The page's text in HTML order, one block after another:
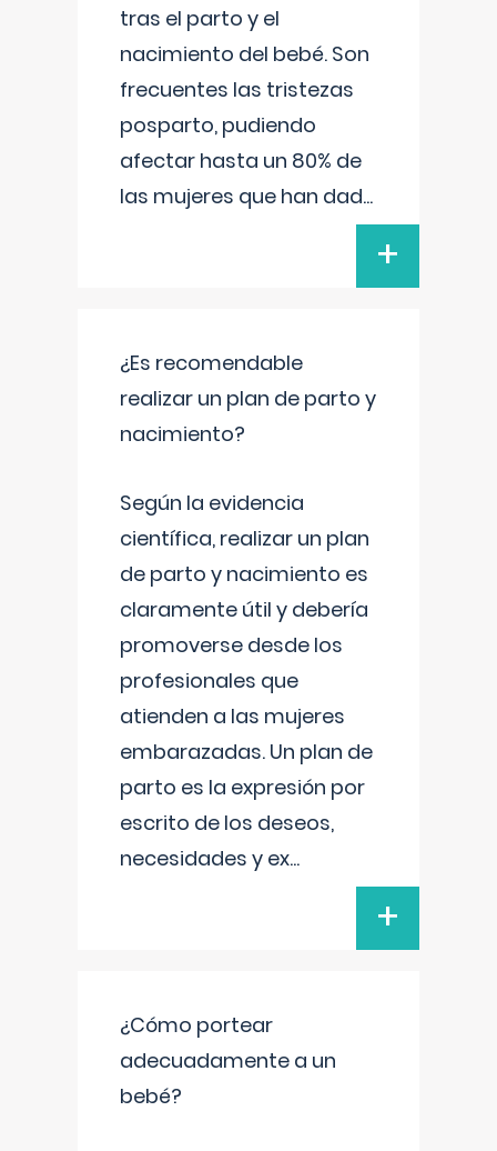
tras el parto y el
nacimiento del bebé. Son
frecuentes las tristezas
posparto, pudiendo
afectar hasta un 80% de
las mujeres que han dad...
+
¿Es recomendable
realizar un plan de parto y
nacimiento?
Según la evidencia
científica, realizar un plan
de parto y nacimiento es
claramente útil y debería
promoverse desde los
profesionales que
atienden a las mujeres
embarazadas. Un plan de
parto es la expresión por
escrito de los deseos,
necesidades y ex...
+
¿Cómo portear
adecuadamente a un
bebé?